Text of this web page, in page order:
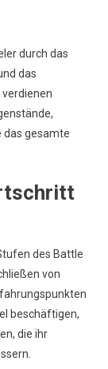
durch das
das
das gesamte
des Battle
von
beschäftigen,
die ihr